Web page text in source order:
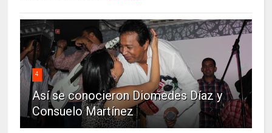
4
Así se conocieron Diomedes Díaz y
Consuelo Martínez